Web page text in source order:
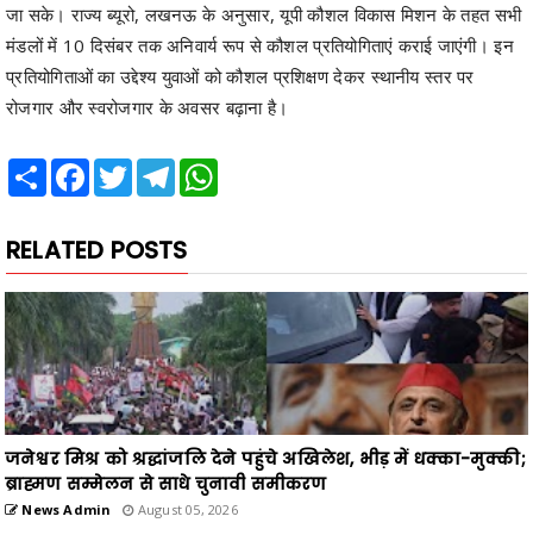
जा सके। राज्य ब्यूरो, लखनऊ के अनुसार, यूपी कौशल विकास मिशन के तहत सभी
मंडलों में 10 दिसंबर तक अनिवार्य रूप से कौशल प्रतियोगिताएं कराई जाएंगी। इन
प्रतियोगिताओं का उद्देश्य युवाओं को कौशल प्रशिक्षण देकर स्थानीय स्तर पर
रोजगार और स्वरोजगार के अवसर बढ़ाना है।
Share Facebook
TwitterTelegram
RELATED POSTS
जनेश्वर मिश्र को श्रद्धांजलि देने पहुंचे अखिलेश, भीड़ में धक्का-मुक्की;
ब्राह्मण सम्मेलन से साधे चुनावी समीकरण
News Admin August 05, 2026